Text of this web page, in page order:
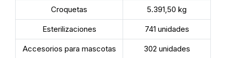
Croquetas 5.391,50 kg
Esterilizaciones 741 unidades
Accesorios para mascotas 302 unidades